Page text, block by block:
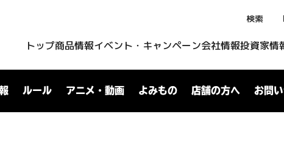
検索
トップ商品情報イベント・キャンペーン会社情報投資家情
ルール アニメ・動画 よみもの 店舗の方へ お問